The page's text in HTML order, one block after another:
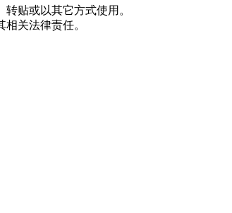
贴或以其它方式使用。
关法律责任。